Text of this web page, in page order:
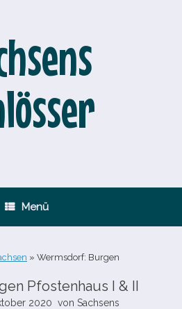
Menü
» Wermsdorf: Burgen
Pfostenhaus I & II
2020 von Sachsens